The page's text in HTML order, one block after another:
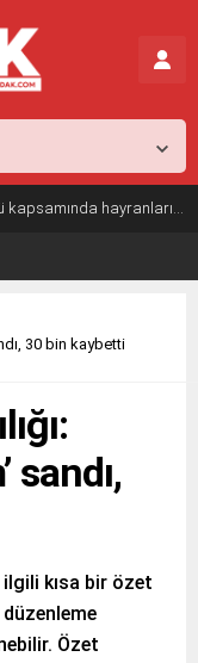
Tuğba Ünal, Dünya Sarılma Günü kapsamında hayranlarıyla buluştu
30 bin kaybetti
sandı,
kısa bir özet
Özet